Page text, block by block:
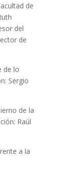
de
del
de
de lo
Sergio
de la
Raúl
a la